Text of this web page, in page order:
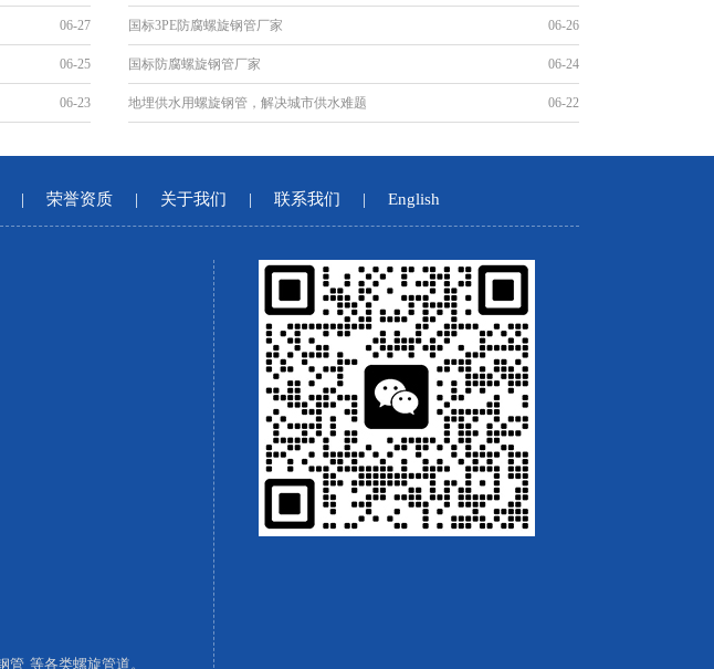
06-27 国标3PE防腐螺旋钢管厂家 06-26
06-25 国标防腐螺旋钢管厂家 06-24
06-23 地埋供水用螺旋钢管，解决城市供水难题 06-22
| 荣誉资质 | 关于我们 | 联系我们 | English
管 等各类螺旋管道。